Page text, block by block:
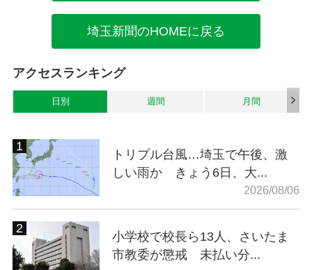
埼玉新聞のHOMEに戻る
アクセスランキング
日別 週間 月間
トリプル台風…埼玉で午後、激
しい雨か きょう6日、大...
2026/08/06
小学校で校長ら13人、さいたま
市教委が懲戒 未払い分...